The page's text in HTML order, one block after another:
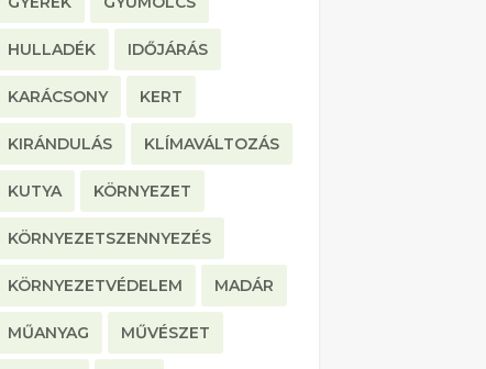
HULLADÉK IDŐJÁRÁS
KARÁCSONY KERT
KIRÁNDULÁS KLÍMAVÁLTOZÁS
KUTYA KÖRNYEZET
KÖRNYEZETSZENNYEZÉS
KÖRNYEZETVÉDELEM MADÁR
MŰANYAG MŰVÉSZET